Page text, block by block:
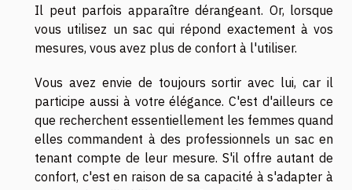
Il peut parfois apparaître dérangeant. Or, lorsque
vous utilisez un sac qui répond exactement à vos
mesures, vous avez plus de confort à l'utiliser.
Vous avez envie de toujours sortir avec lui, car il
participe aussi à votre élégance. C'est d'ailleurs ce
que recherchent essentiellement les femmes quand
elles commandent à des professionnels un sac en
tenant compte de leur mesure. S'il offre autant de
confort, c'est en raison de sa capacité à s'adapter à